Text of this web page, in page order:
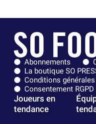
Abonnements
La boutique SO
Conditions
Consentement RGPD
Joueurs en
tendance